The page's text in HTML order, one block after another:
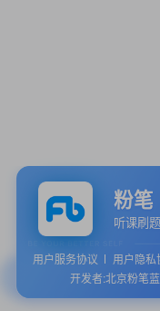
粉笔
听课刷
用户服务协议 用户隐私
开发者:北京粉笔